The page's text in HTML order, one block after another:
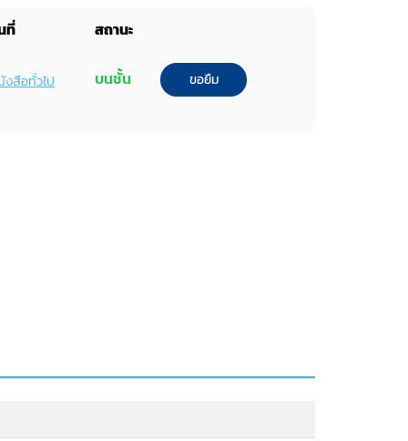
ที่ สถานะ
สือทั่วไป บนชั้น ขอยืม